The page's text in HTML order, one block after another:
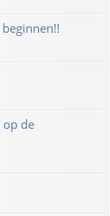
op de